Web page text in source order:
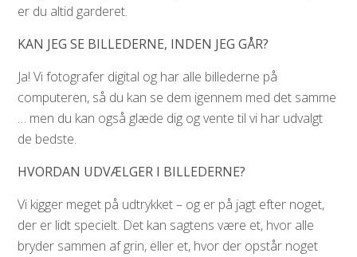
er du altid garderet.
KAN JEG SE BILLEDERNE, INDEN JEG GÅR?
Ja! Vi fotografer digital og har alle billederne på
computeren, så du kan se dem igennem med det samme
… men du kan også glæde dig og vente til vi har udvalgt
de bedste.
HVORDAN UDVÆLGER I BILLEDERNE?
Vi kigger meget på udtrykket – og er på jagt efter noget,
der er lidt specielt. Det kan sagtens være et, hvor alle
bryder sammen af grin, eller et, hvor der opstår noget